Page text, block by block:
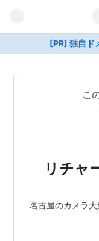
[PR] 独自ド
こ
リチャ
名古屋のカメラ